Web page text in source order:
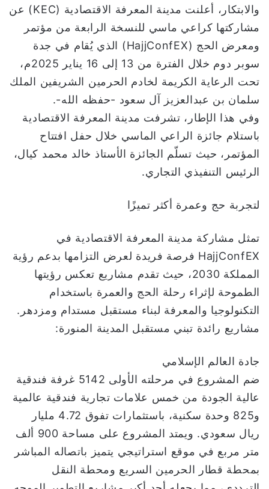
والابتكار، أعلنت مدينة المعرفة الاقتصادية (KEC) عن
مشاركتها كراعي ماسي للنسخة الرابعة من مؤتمر
ومعرض الحج (HajjConfEX) الذي يُقام في جدة
سوبر دوم خلال الفترة من 13 إلى 16 يناير 2025م،
تحت الرعاية الكريمة لخادم الحرمين الشريفين الملك
سلمان بن عبدالعزيز آل سعود -حفظه الله-.
وفي هذا الإطار، تشرفت مدينة المعرفة الاقتصادية
باستلام جائزة الراعي الماسي خلال حفل افتتاح
المؤتمر، حيث تسلّم الجائزة الأستاذ خالد محمد كيال،
الرئيس التنفيذي التجاري.
لتجربة حج وعمرة أكثر تميزًا
تمثل مشاركة مدينة المعرفة الاقتصادية في
HajjConfEX فرصة فريدة لعرض التزامها بدعم رؤية
المملكة 2030، حيث تقدم مشاريع تعكس رؤيتها
الطموحة لإثراء رحلة الحج والعمرة باستخدام
التكنولوجيا والمعرفة لبناء مستقبل مستدام ومزدهر.
مشاريع رائدة تبني مستقبل المدينة المنورة:
جادة العالم الإسلامي
ضم المشروع في مرحلته الأولى 5142 غرفة فندقية
عالية الجودة من خمس علامات تجارية فندقية عالمية
و825 وحدة سكنية، باستثمارات تفوق 4.72 مليار
ريال سعودي. ويمتد المشروع على مساحة 900 ألف
متر مربع في موقع استراتيجي يتميز باتصاله المباشر
بمحطة قطار الحرمين السريع ومحطة النقل